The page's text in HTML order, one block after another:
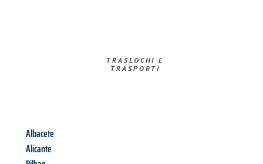
TRASLOCHI E
TRASPORTI​
Albacete
Alicante